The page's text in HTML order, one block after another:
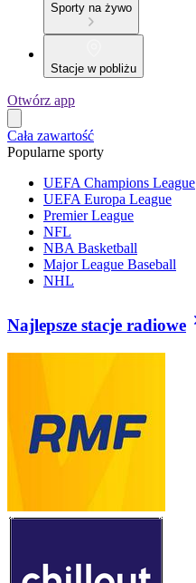
Sporty na żywo
Stacje w pobliżu
Otwórz app
Cała zawartość
Popularne sporty
UEFA Champions League
UEFA Europa League
Premier League
NFL
NBA Basketball
Major League Baseball
NHL
Najlepsze stacje radiowe